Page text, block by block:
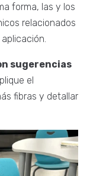
forma, las y los
relacionados
sugerencias
el
fibras y detallar